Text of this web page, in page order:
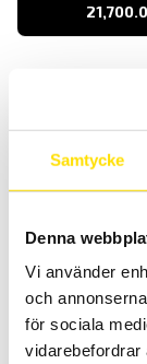
Samtycke
Denna
Vi använder
och
för sociala
vidarebefordrar
KERN DB
KERN DB är ett
av